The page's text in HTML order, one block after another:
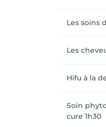
Les soins
Les
Hifu à la
Soin
cure 1h30